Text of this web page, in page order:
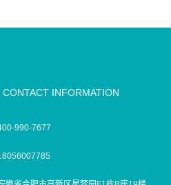
CONTACT INFORMATION
990-7677